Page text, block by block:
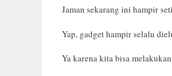
Jaman sekarang ini hampir
Yap, gadget hampir selalu
Ya karena kita bisa